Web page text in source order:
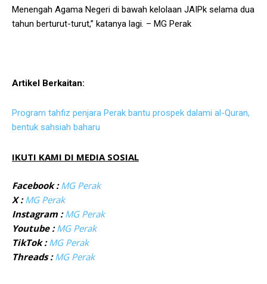
Menengah Agama Negeri di bawah kelolaan JAIPk selama dua
tahun berturut-turut,” katanya lagi. – MG Perak
Artikel Berkaitan:
Program tahfiz penjara Perak bantu prospek dalami al-Quran,
bentuk sahsiah baharu
IKUTI KAMI DI MEDIA SOSIAL
Facebook : MG Perak
X : MG Perak
Instagram : MG Perak
Youtube : MG Perak
TikTok : MG Perak
Threads : MG Perak